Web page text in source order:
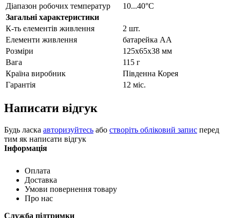
Діапазон робочих температур
10...40°С
Загальні характеристики
К-ть елементів живлення
2 шт.
Елементи живлення
батарейка АА
Розміри
125х65х38 мм
Вага
115 г
Країна виробник
Південна Корея
Гарантія
12 міс.
Написати відгук
Будь ласка авторизуйтесь або створіть обліковий запис перед
тим як написати відгук
Інформація
Оплата
Доставка
Умови повернення товару
Про нас
Служба підтримки